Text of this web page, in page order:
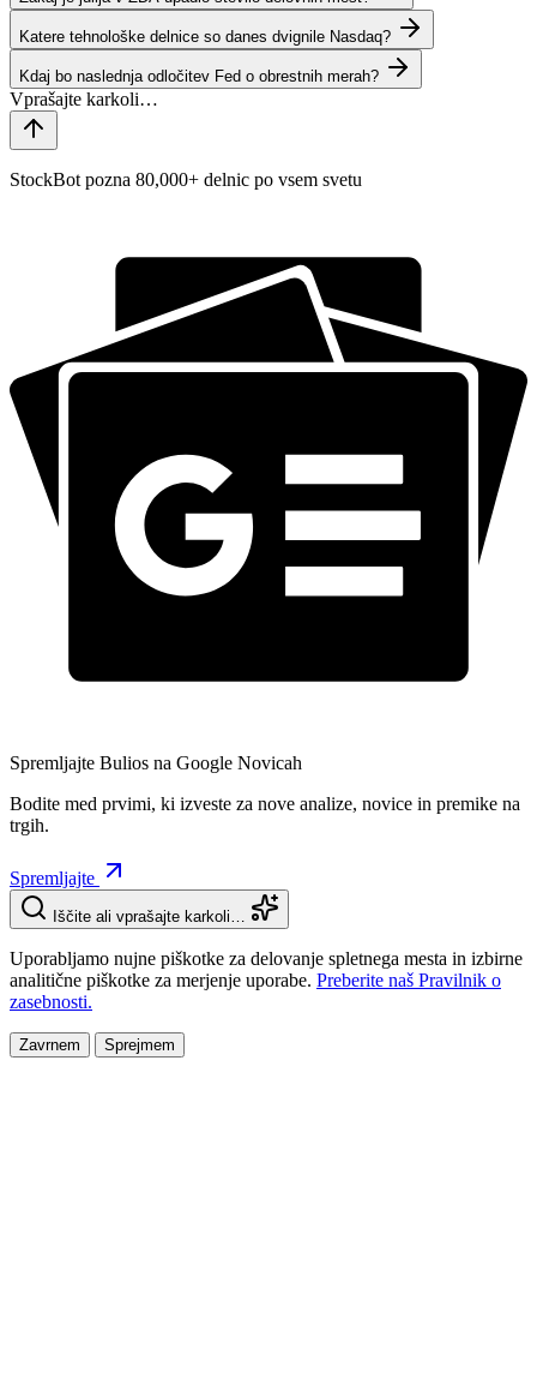
Katere tehnološke delnice so danes dvignile Nasdaq?
Kdaj bo naslednja odločitev Fed o obrestnih merah?
StockBot pozna 80,000+ delnic po vsem svetu
Spremljajte Bulios na Google Novicah
Bodite med prvimi, ki izveste za nove analize, novice in premike na
trgih.
Spremljajte
Iščite ali vprašajte karkoli…
Uporabljamo nujne piškotke za delovanje spletnega mesta in izbirne
analitične piškotke za merjenje uporabe. Preberite naš Pravilnik o
zasebnosti.
Zavrnem Sprejmem